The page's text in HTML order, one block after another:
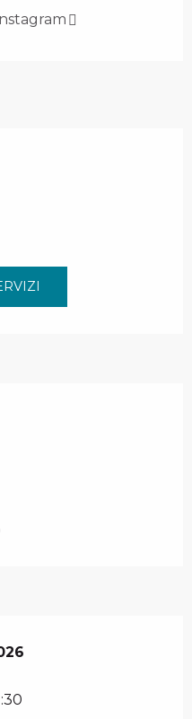
settembre 2026